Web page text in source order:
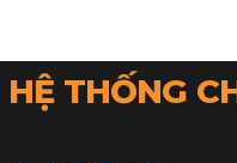
HỆ THỐNG